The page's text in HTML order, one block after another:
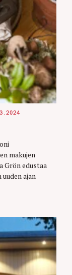
makujen
Grön edustaa
ajan